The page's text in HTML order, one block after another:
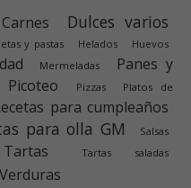
Carnes Dulces varios
y pastas Helados Huevos
Mermeladas
Panes y
Picoteo Pizzas
Platos de
para cumpleaños
para olla GM
Salsas
Tartas Tartas saladas
Verduras